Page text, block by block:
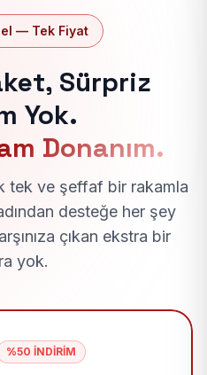
— Tek Fiyat
Sürpriz
Yok.
Donanım.
tek ve şeffaf bir rakamla
desteğe her şey
çıkan ekstra bir
yok.
%50 İNDİRİM